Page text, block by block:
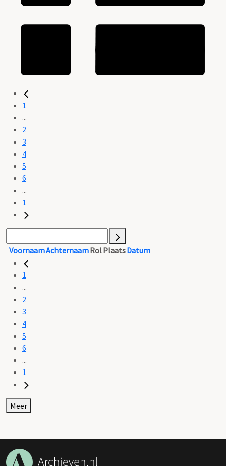
1
...
2
3
4
5
6
...
1
VoornaamAchternaamRolPlaatsDatum
1
...
2
3
4
5
6
...
1
Meer